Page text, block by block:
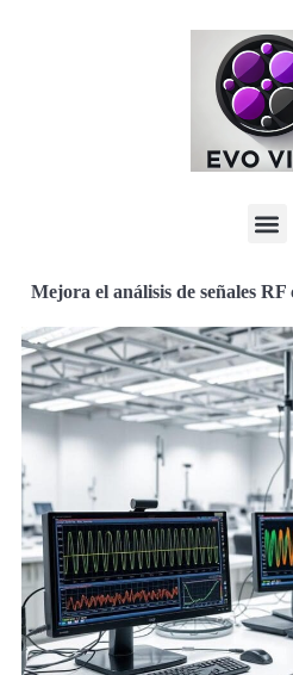
Mejora el análisis de señales